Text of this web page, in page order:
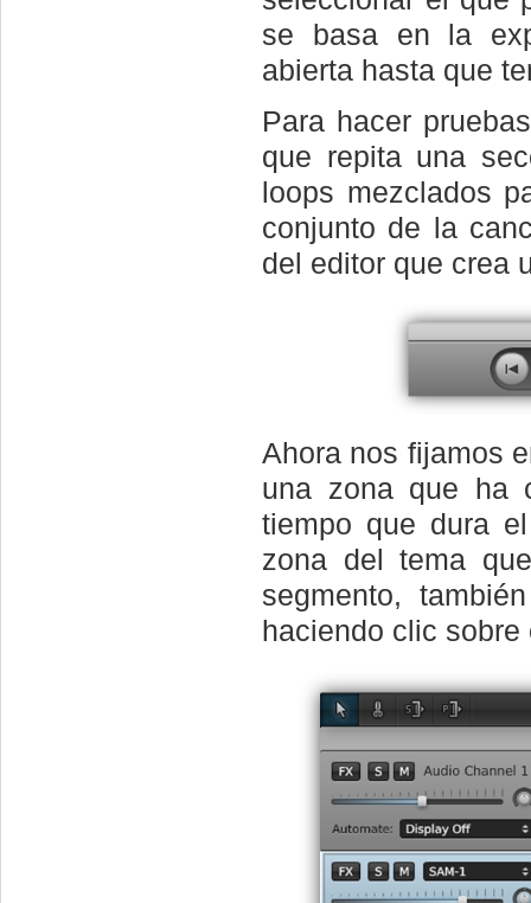
se basa en la
abierta hasta que
Para hacer
que repita una
loops mezclados
conjunto de la
del editor que crea
Ahora nos fijamos
una zona que ha
tiempo que dura
zona del tema
segmento,
haciendo clic